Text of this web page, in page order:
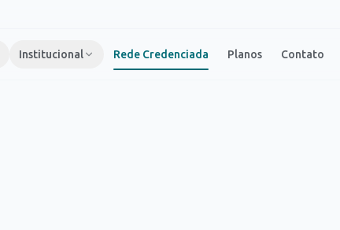
Institucional Rede Credenciada Planos Contato